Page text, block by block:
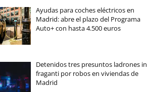
Ayudas para coches eléctricos en
Madrid: abre el plazo del Programa
Auto+ con hasta 4.500 euros
Detenidos tres presuntos ladrones in
fraganti por robos en viviendas de
Madrid